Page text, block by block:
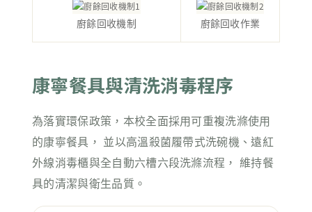
廚餘回收機制 廚餘回收作業
康寧餐具與清洗消毒程序
為落實環保政策，本校全面採用可重複洗滌使用
的康寧餐具， 並以高溫殺菌履帶式洗碗機、遠紅
外線消毒櫃與全自動六槽六段洗滌流程， 維持餐
具的清潔與衛生品質。